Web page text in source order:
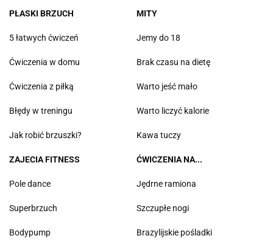
PŁASKI BRZUCH
5 łatwych ćwiczeń
Ćwiczenia w domu
Ćwiczenia z piłką
Błędy w treningu
Jak robić brzuszki?
MITY
Jemy do 18
Brak czasu na dietę
Warto jeść mało
Warto liczyć kalorie
Kawa tuczy
ZAJECIA FITNESS
Pole dance
Superbrzuch
Bodypump
ĆWICZENIA NA...
Jędrne ramiona
Szczupłe nogi
Brazylijskie pośladki